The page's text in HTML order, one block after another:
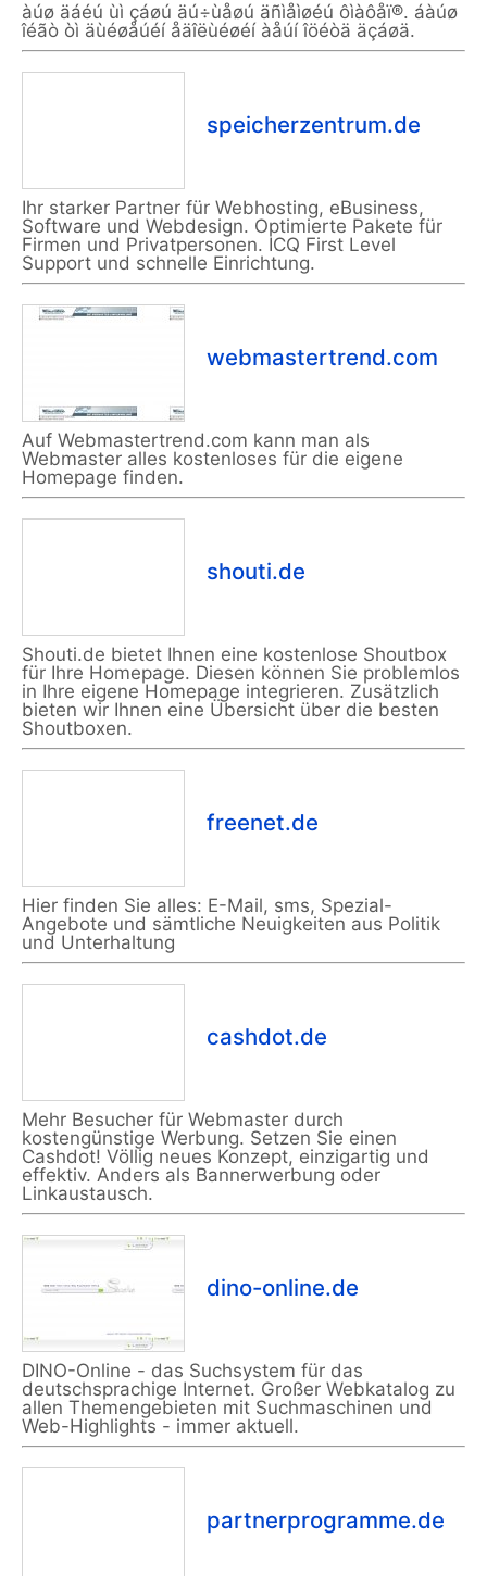
àúø äáéú ùì çáøú äú÷ùåøú äñìåìøéú ôìàôåï®. áàúø
îéãò òì äùéøåúéí åäîëùéøéí àåúí îöéòä äçáøä.
speicherzentrum.de
Ihr starker Partner für Webhosting, eBusiness,
Software und Webdesign. Optimierte Pakete für
Firmen und Privatpersonen. ICQ First Level
Support und schnelle Einrichtung.
webmastertrend.com
Auf Webmastertrend.com kann man als
Webmaster alles kostenloses für die eigene
Homepage finden.
shouti.de
Shouti.de bietet Ihnen eine kostenlose Shoutbox
für Ihre Homepage. Diesen können Sie problemlos
in Ihre eigene Homepage integrieren. Zusätzlich
bieten wir Ihnen eine Übersicht über die besten
Shoutboxen.
freenet.de
Hier finden Sie alles: E-Mail, sms, Spezial-
Angebote und sämtliche Neuigkeiten aus Politik
und Unterhaltung
cashdot.de
Mehr Besucher für Webmaster durch
kostengünstige Werbung. Setzen Sie einen
Cashdot! Völlig neues Konzept, einzigartig und
effektiv. Anders als Bannerwerbung oder
Linkaustausch.
dino-online.de
DINO-Online - das Suchsystem für das
deutschsprachige Internet. Großer Webkatalog zu
allen Themengebieten mit Suchmaschinen und
Web-Highlights - immer aktuell.
partnerprogramme.de